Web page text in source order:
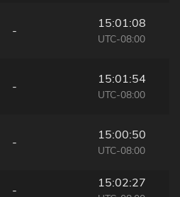
-
15:01:08
UTC-08:00
-
15:01:54
UTC-08:00
-
15:00:50
UTC-08:00
-
15:02:27